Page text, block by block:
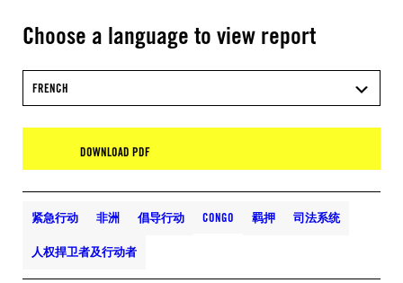
Choose a language to view report
FRENCH
DOWNLOAD PDF
紧急行动 非洲 倡导行动 CONGO 羁押 司法系统
人权捍卫者及行动者